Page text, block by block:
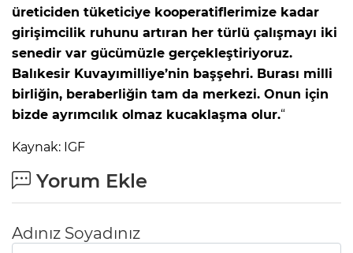
üreticiden tüketiciye kooperatiflerimize kadar
girişimcilik ruhunu artıran her türlü çalışmayı iki
senedir var gücümüzle gerçekleştiriyoruz.
Balıkesir Kuvayımilliye’nin başşehri. Burası milli
birliğin, beraberliğin tam da merkezi. Onun için
bizde ayrımcılık olmaz kucaklaşma olur.“
Kaynak: IGF
Yorum Ekle
Adınız Soyadınız